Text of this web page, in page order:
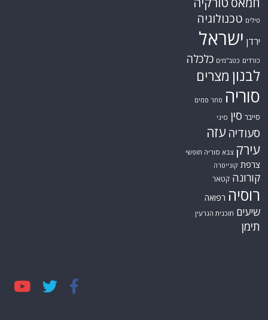
טילים טכנולוגיה
ירדן ישראל
כורדים כטב"מים כלכלה
לבנון מצרים
סוריה סחר סמים
סייבר סין סיני
סעודיה עזה
עירק צבא סוריה חופשי
צרפת קונייטרה
קורונה קטאר
רוסיה רפואה
שיעים תוכנית הגרעין
תימן